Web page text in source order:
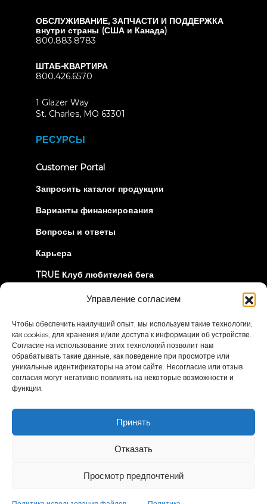
Управление согласием
Чтобы обеспечить наилучший опыт, мы используем такие технологии,
как cookies, для хранения и/или доступа к информации об устройстве.
Согласие на использование этих технологий позволит нам
обрабатывать такие данные, как поведение при просмотре или
уникальные идентификаторы на этом сайте. Несогласие или отзыв
согласия могут негативно повлиять на некоторые возможности и
функции.
Принять
Отказать
Просмотр предпочтений
ОБСЛУЖИВАНИЕ, ЗАПЧАСТИ И ПОДДЕРЖКА
внутри страны (США и Канада)
800.883.8783
ШТАБ-КВАРТИРА
800.426.6570
1 Glazer Way
St. Charles, MO 63301
РЕСУРСЫ
Customer Portal(opens
new
Запросить каталог продукции
Варианты финансирования
Вопросы и ответы
Карьера
TRUE Клуб любителей бега
Информация об отзыве
ДАВАЙТЕ СОЕДИНИМСЯ
© 2026 True Fitness. All Rights Reserved
Политика
Условия и положения
Заявление о доступности